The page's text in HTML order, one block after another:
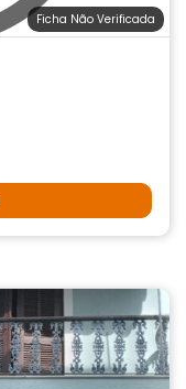
Ficha Não Verificada